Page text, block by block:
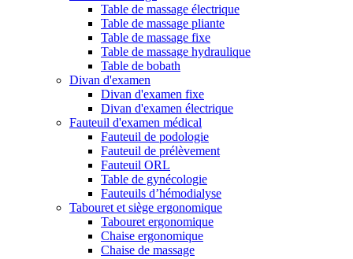
Table de massage électrique
Table de massage pliante
Table de massage fixe
Table de massage hydraulique
Table de bobath
Divan d'examen
Divan d'examen fixe
Divan d'examen électrique
Fauteuil d'examen médical
Fauteuil de podologie
Fauteuil de prélèvement
Fauteuil ORL
Table de gynécologie
Fauteuils d’hémodialyse
Tabouret et siège ergonomique
Tabouret ergonomique
Chaise ergonomique
Chaise de massage